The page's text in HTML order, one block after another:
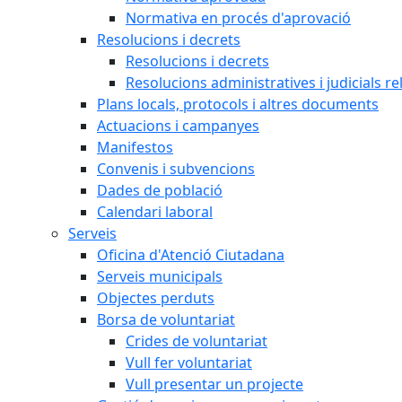
Normativa en procés d'aprovació
Resolucions i decrets
Resolucions i decrets
Resolucions administratives i judicials
Plans locals, protocols i altres documents
Actuacions i campanyes
Manifestos
Convenis i subvencions
Dades de població
Calendari laboral
Serveis
Oficina d'Atenció Ciutadana
Serveis municipals
Objectes perduts
Borsa de voluntariat
Crides de voluntariat
Vull fer voluntariat
Vull presentar un projecte